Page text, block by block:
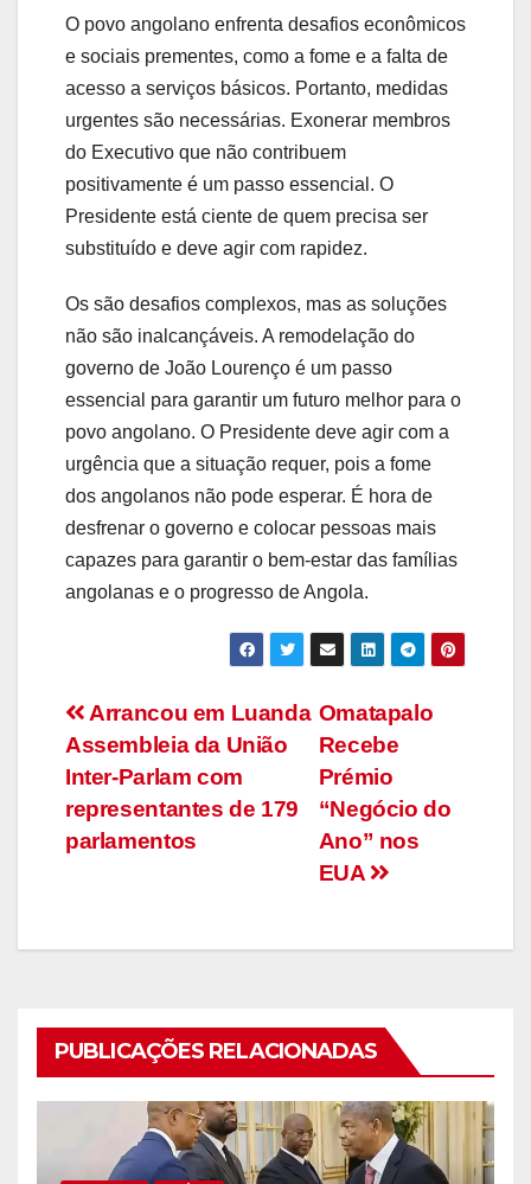
O povo angolano enfrenta desafios econômicos
e sociais prementes, como a fome e a falta de
acesso a serviços básicos. Portanto, medidas
urgentes são necessárias. Exonerar membros
do Executivo que não contribuem
positivamente é um passo essencial. O
Presidente está ciente de quem precisa ser
substituído e deve agir com rapidez.
Os são desafios complexos, mas as soluções
não são inalcançáveis. A remodelação do
governo de João Lourenço é um passo
essencial para garantir um futuro melhor para o
povo angolano. O Presidente deve agir com a
urgência que a situação requer, pois a fome
dos angolanos não pode esperar. É hora de
desfrenar o governo e colocar pessoas mais
capazes para garantir o bem-estar das famílias
angolanas e o progresso de Angola.
Navegação
de
artigos
Omatapalo
Recebe
Prémio
“Negócio do
Ano” nos
EUA
Arrancou em Luanda
Assembleia da União
Inter-Parlam com
representantes de 179
parlamentos
PUBLICAÇÕES RELACIONADAS